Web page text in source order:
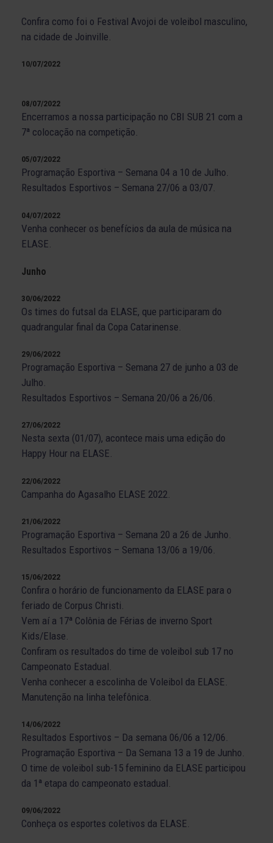
Confira como foi o Festival Avojoi de voleibol masculino,
na cidade de Joinville.
10/07/2022
08/07/2022
Encerramos a nossa participação no CBI SUB 21 com a
7ª colocação na competição.
05/07/2022
Programação Esportiva – Semana 04 a 10 de Julho.
Resultados Esportivos – Semana 27/06 a 03/07.
04/07/2022
Venha conhecer os benefícios da aula de música na
ELASE.
Junho
30/06/2022
Os times do futsal da ELASE, que participaram do
quadrangular final da Copa Catarinense.
29/06/2022
Programação Esportiva – Semana 27 de junho a 03 de
Julho.
Resultados Esportivos – Semana 20/06 a 26/06.
27/06/2022
Nesta sexta (01/07), acontece mais uma edição do
Happy Hour na ELASE.
22/06/2022
Campanha do Agasalho ELASE 2022.
21/06/2022
Programação Esportiva – Semana 20 a 26 de Junho.
Resultados Esportivos – Semana 13/06 a 19/06.
15/06/2022
Confira o horário de funcionamento da ELASE para o
feriado de Corpus Christi.
Vem aí a 17ª Colônia de Férias de inverno Sport
Kids/Elase.
Confiram os resultados do time de voleibol sub 17 no
Campeonato Estadual.
Venha conhecer a escolinha de Voleibol da ELASE.
Manutenção na linha telefônica.
14/06/2022
Resultados Esportivos – Da semana 06/06 a 12/06.
Programação Esportiva – Da Semana 13 a 19 de Junho.
O time de voleibol sub-15 feminino da ELASE participou
da 1ª etapa do campeonato estadual.
09/06/2022
Conheça os esportes coletivos da ELASE.